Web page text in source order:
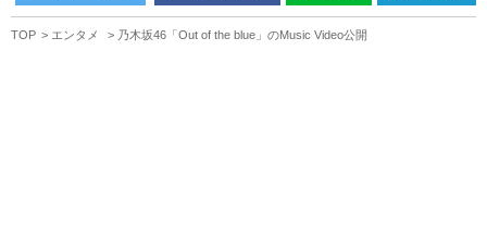
TOP エンタメ 乃木坂46「Out of the blue」のMusic Video公開